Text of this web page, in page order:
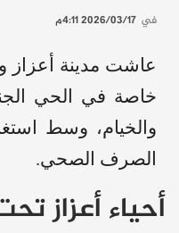
في 2026/03/17 4:11م
عاشت مدينة أعزاز
خاصة في الحي
والخيام، وسط
الصرف الصحي.
​أحياء أعزاز